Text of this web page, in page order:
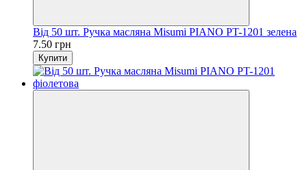
Від 50 шт. Ручка масляна Misumi PIANO PT-1201 зелена
7.50 грн
Купити